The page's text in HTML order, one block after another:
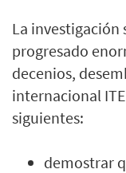
La investigación
progresado
decenios,
internacional
siguientes:
demostrar